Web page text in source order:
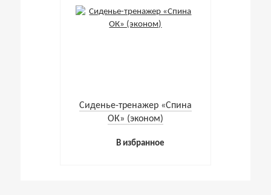
Cиденье-тренажер «Спина
ОК» (эконом)
В избранное